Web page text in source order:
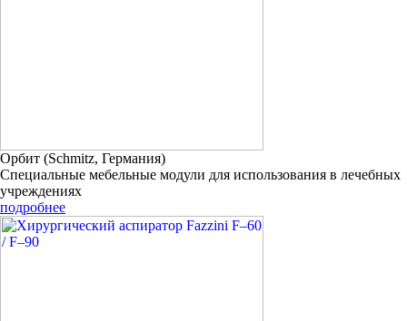
Орбит (Schmitz, Германия)
Специальные мебельные модули для использования в лечебных
учреждениях
подробнее